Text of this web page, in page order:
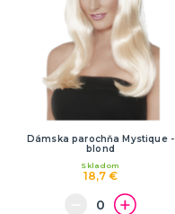
Dámska parochňa Mystique -
blond
18,7 €
Skladom